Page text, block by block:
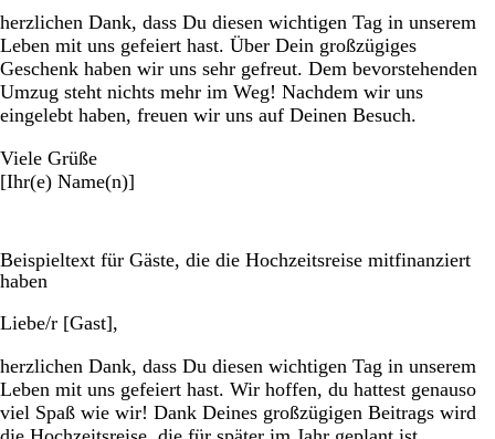
herzlichen Dank, dass Du diesen wichtigen Tag in unserem
Leben mit uns gefeiert hast. Über Dein großzügiges
Geschenk haben wir uns sehr gefreut. Dem bevorstehenden
Umzug steht nichts mehr im Weg! Nachdem wir uns
eingelebt haben, freuen wir uns auf Deinen Besuch.
Viele Grüße
[Ihr(e) Name(n)]
Beispieltext für Gäste, die die Hochzeitsreise mitfinanziert
haben
Liebe/r [Gast],
herzlichen Dank, dass Du diesen wichtigen Tag in unserem
Leben mit uns gefeiert hast. Wir hoffen, du hattest genauso
viel Spaß wie wir! Dank Deines großzügigen Beitrags wird